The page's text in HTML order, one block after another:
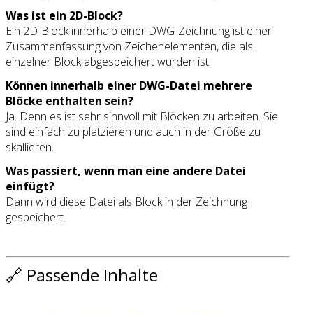
Was ist ein 2D-Block?
Ein 2D-Block innerhalb einer DWG-Zeichnung ist einer
Zusammenfassung von Zeichenelementen, die als
einzelner Block abgespeichert wurden ist.
Können innerhalb einer DWG-Datei mehrere
Blöcke enthalten sein?
Ja. Denn es ist sehr sinnvoll mit Blöcken zu arbeiten. Sie
sind einfach zu platzieren und auch in der Größe zu
skallieren.
Was passiert, wenn man eine andere Datei
einfügt?
Dann wird diese Datei als Block in der Zeichnung
gespeichert.
🔗 Passende Inhalte